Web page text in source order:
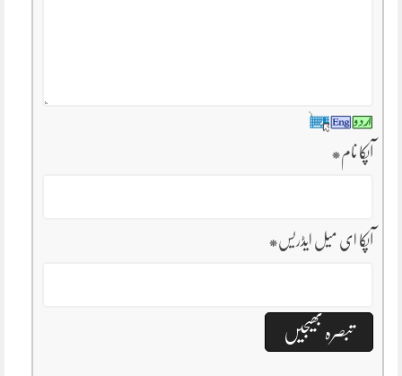
آپکا نام*
آپکا ای میل ایڈریس*